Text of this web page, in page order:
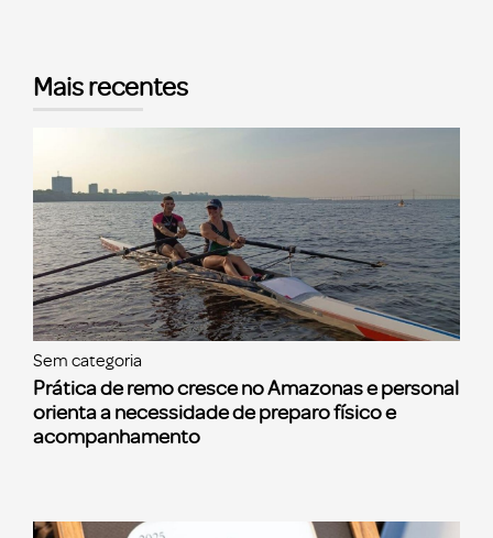
Mais recentes
Sem categoria
Prática de remo cresce no Amazonas e personal
orienta a necessidade de preparo físico e
acompanhamento